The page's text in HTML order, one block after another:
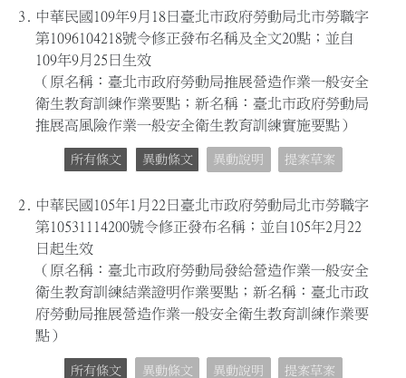
3.
中華民國109年9月18日臺北市政府勞動局北市勞職字
第1096104218號令修正發布名稱及全文20點；並自
109年9月25日生效
（原名稱：臺北市政府勞動局推展營造作業一般安全
衛生教育訓練作業要點；新名稱：臺北市政府勞動局
推展高風險作業一般安全衛生教育訓練實施要點）
所有條文 異動條文 異動說明 提案草案
2. 中華民國105年1月22日臺北市政府勞動局北市勞職字
第10531114200號令修正發布名稱；並自105年2月22
日起生效
（原名稱：臺北市政府勞動局發給營造作業一般安全
衛生教育訓練結業證明作業要點；新名稱：臺北市政
府勞動局推展營造作業一般安全衛生教育訓練作業要
點）
所有條文 異動條文 異動說明 提案草案